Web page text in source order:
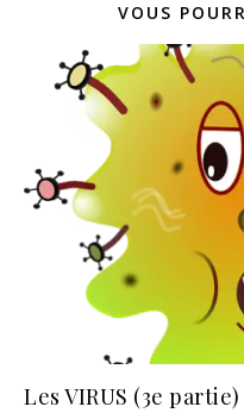
VOUS
Les VIRUS (3e partie)